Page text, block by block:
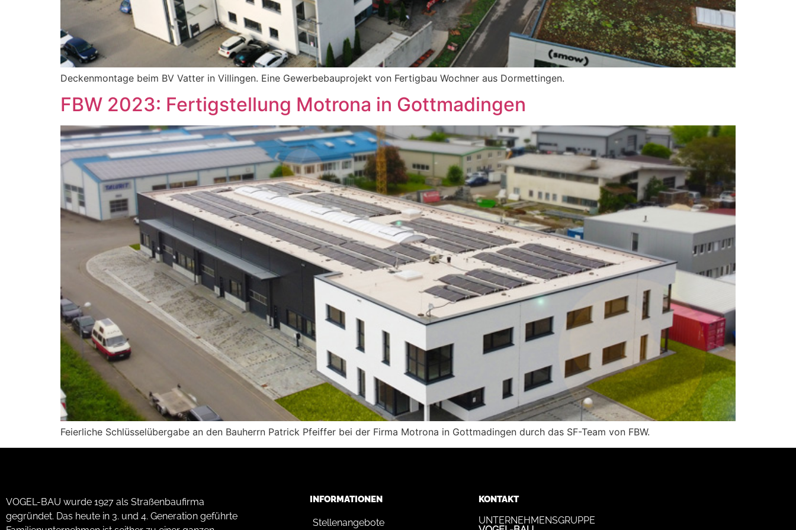
Deckenmontage beim BV Vatter in Villingen. Eine Gewerbebauprojekt von Fertigbau Wochner aus Dormettingen.
FBW 2023: Fertigstellung Motrona in Gottmadingen
Feierliche Schlüsselübergabe an den Bauherrn Patrick Pfeiffer bei der Firma Motrona in Gottmadingen durch das SF-Team von FBW.
VOGEL-BAU wurde 1927 als Straßenbaufirma
gegründet. Das heute in 3. und 4. Generation geführte
INFORMATIONEN
Stellenangebote
KONTAKT
UNTERNEHMENSGRUPPE